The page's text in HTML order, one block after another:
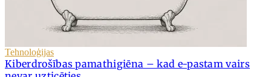
Tehnoloģijas
Kiberdrošības pamathigiēna – kad e-pastam vairs